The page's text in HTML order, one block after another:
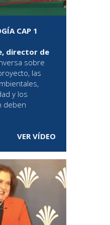
CAP 1
director de
sobre
las
y los
deben
VER VÍDEO